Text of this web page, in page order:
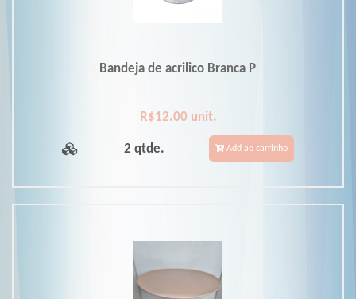
Bandeja de acrilico Branca P
R$12.00 unit.
2 qtde. Add ao carrinho